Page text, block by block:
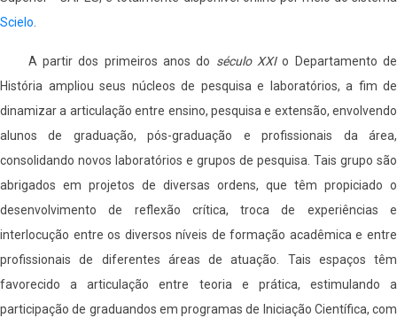
Scielo.
A partir dos primeiros anos do século XXIo Departamento de
História ampliou seus núcleos de pesquisa e laboratórios, a fim de
dinamizar a articulação entre ensino, pesquisa e extensão, envolvendo
alunos de graduação, pós-graduação e profissionais da área,
consolidando novos laboratórios e grupos de pesquisa. Tais grupo são
abrigados em projetos de diversas ordens, que têm propiciado o
desenvolvimento de reflexão crítica, troca de experiências e
interlocução entre os diversos níveis de formação acadêmica e entre
profissionais de diferentes áreas de atuação. Tais espaços têm
favorecido a articulação entre teoria e prática, estimulando a
participação de graduandos em programas de Iniciação Científica, com